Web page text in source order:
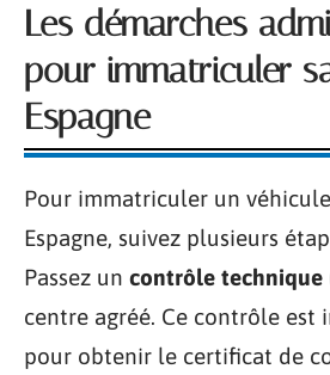
Les démarches
pour immatriculer
Espagne
Pour immatriculer un
Espagne, suivez plusieurs
Passez un contrôle technique
centre agréé. Ce contrôle est
pour obtenir le certificat de